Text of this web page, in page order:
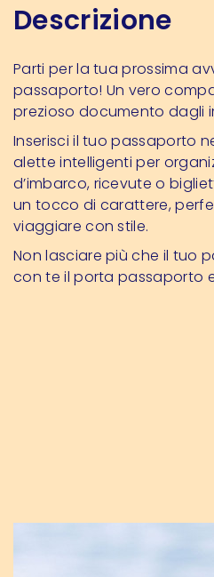
Descrizione
Parti per la tua prossima
passaporto! Un vero
prezioso documento dagli
Inserisci il tuo passaporto
alette intelligenti per
d’imbarco, ricevute o
un tocco di carattere,
viaggiare con stile.
Non lasciare più che il tuo
con te il porta passaporto